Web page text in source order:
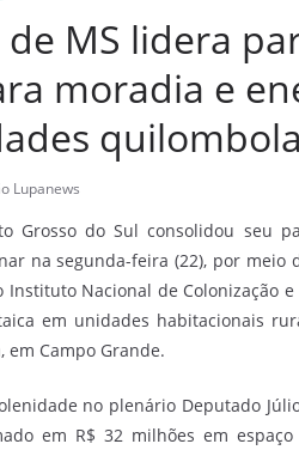
MS lidera
moradia e
Lupanews
Grosso do Sul consolidou seu
na segunda-feira (22), por meio
Instituto Nacional de Colonização
em unidades habitacionais
em Campo Grande.
no plenário Deputado
em R$ 32 milhões em